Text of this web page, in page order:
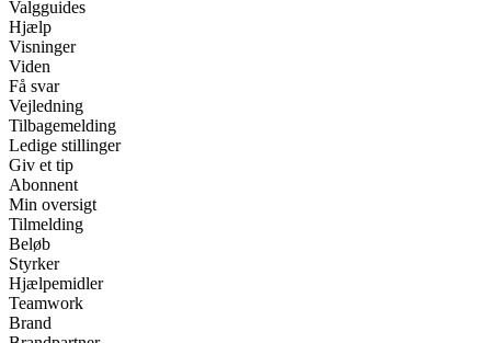
Valgguides
Hjælp
Visninger
Viden
Få svar
Vejledning
Tilbagemelding
Ledige stillinger
Giv et tip
Abonnent
Min oversigt
Tilmelding
Beløb
Styrker
Hjælpemidler
Teamwork
Brand